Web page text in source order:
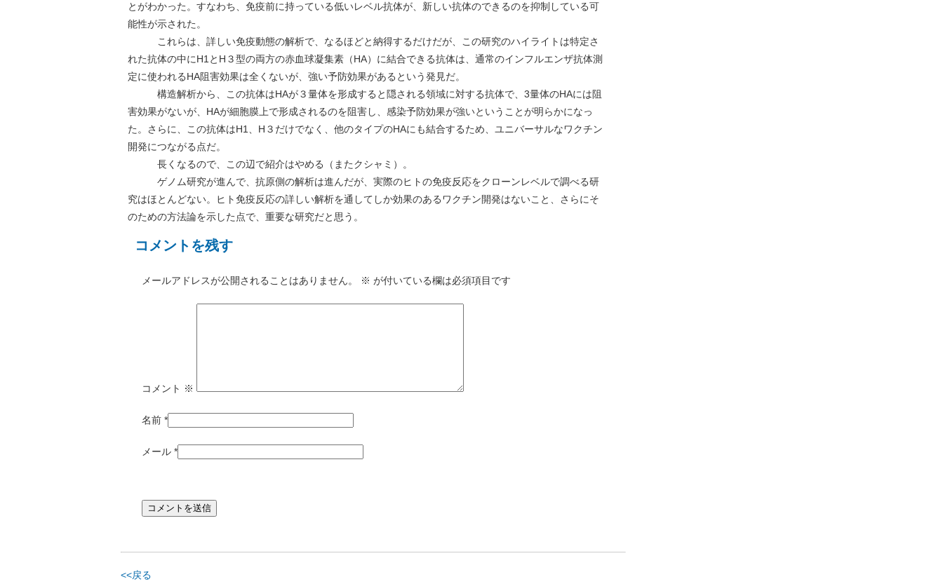
とがわかった。すなわち、免疫前に持っている低いレベル抗体が、新しい抗体のできるのを抑制している可
能性が示された。
これらは、詳しい免疫動態の解析で、なるほどと納得するだけだが、この研究のハイライトは特定さ
れた抗体の中にH1とH３型の両方の赤血球凝集素（HA）に結合できる抗体は、通常のインフルエンザ抗体測
定に使われるHA阻害効果は全くないが、強い予防効果があるという発見だ。
構造解析から、この抗体はHAが３量体を形成すると隠される領域に対する抗体で、3量体のHAには阻
害効果がないが、HAが細胞膜上で形成されるのを阻害し、感染予防効果が強いということが明らかになっ
た。さらに、この抗体はH1、H３だけでなく、他のタイプのHAにも結合するため、ユニバーサルなワクチン
開発につながる点だ。
長くなるので、この辺で紹介はやめる（またクシャミ）。
ゲノム研究が進んで、抗原側の解析は進んだが、実際のヒトの免疫反応をクローンレベルで調べる研
究はほとんどない。ヒト免疫反応の詳しい解析を通してしか効果のあるワクチン開発はないこと、さらにそ
のための方法論を示した点で、重要な研究だと思う。
コメントを残す
メールアドレスが公開されることはありません。 ※ が付いている欄は必須項目です
コメント ※
名前 *
メール *
<<戻る